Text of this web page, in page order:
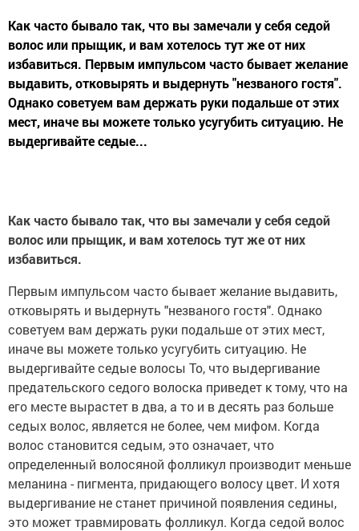
Как часто бывало так, что вы замечали у себя седой
волос или прыщик, и вам хотелось тут же от них
избавиться. Первым импульсом часто бывает желание
выдавить, отковырять и выдернуть "незваного гостя".
Однако советуем вам держать руки подальше от этих
мест, иначе вы можете только усугубить ситуацию. Не
выдергивайте седые...
Как часто бывало так, что вы замечали у себя седой
волос или прыщик, и вам хотелось тут же от них
избавиться.
Первым импульсом часто бывает желание выдавить,
отковырять и выдернуть "незваного гостя". Однако
советуем вам держать руки подальше от этих мест,
иначе вы можете только усугубить ситуацию. Не
выдергивайте седые волосы То, что выдергивание
предательского седого волоска приведет к тому, что на
его месте вырастет в два, а то и в десять раз больше
седых волос, является не более, чем мифом. Когда
волос становится седым, это означает, что
определенный волосяной фолликул производит меньше
меланина - пигмента, придающего волосу цвет. И хотя
выдергивание не станет причиной появления седины,
это может травмировать фолликул. Когда седой волос